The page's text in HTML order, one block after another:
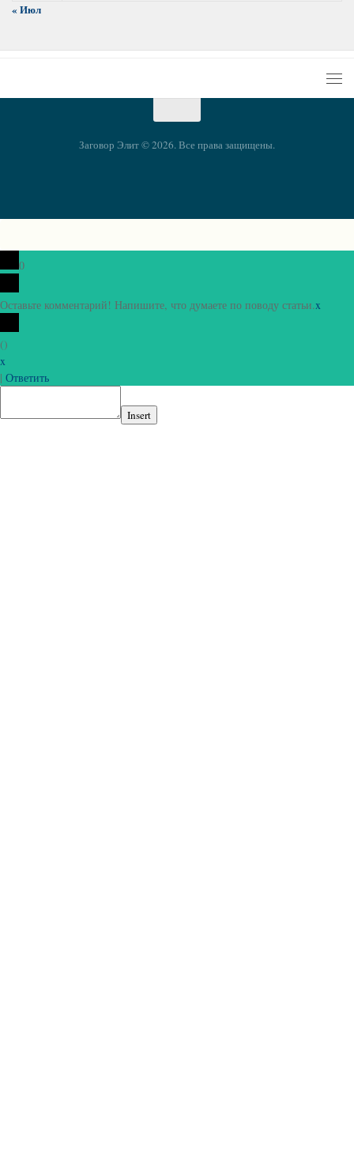
« Июл
Заговор Элит © 2026. Все права защищены.
0
Оставьте комментарий! Напишите, что думаете по поводу статьи.x
()
x
| Ответить
Insert